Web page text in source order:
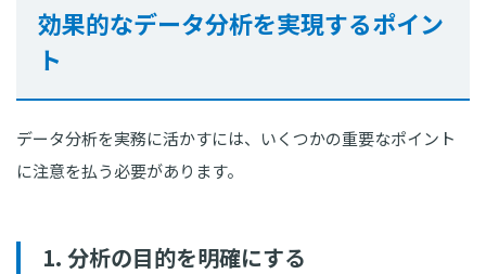
効果的なデータ分析を実現するポイン
ト
データ分析を実務に活かすには、いくつかの重要なポイント
に注意を払う必要があります。
1. 分析の目的を明確にする